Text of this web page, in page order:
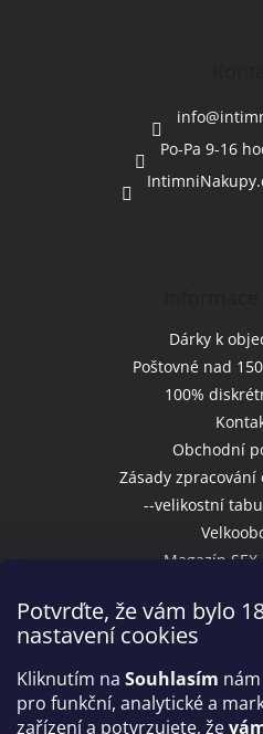
Potvrďte, že vám bylo
nastavení cookies
Kliknutím na Souhlasím
pro funkční, analytické a
zařízení a potvrzujete, že
info@
Po-Pa 9-16
Dárky k
Poštovné nad
100%
Obchodní
Zásady
--velikostní
Magazín SEX
Přijímáme